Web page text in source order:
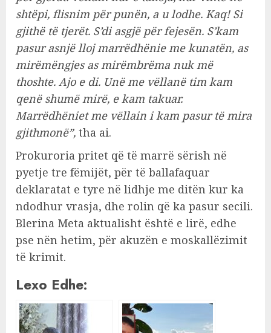
shtëpi, flisnim për punën, a u lodhe. Kaq! Si
gjithë të tjerët. S’di asgjë për fejesën. S’kam
pasur asnjë lloj marrëdhënie me kunatën, as
mirëmëngjes as mirëmbrëma nuk më
thoshte. Ajo e di. Unë me vëllanë tim kam
qenë shumë mirë, e kam takuar.
Marrëdhëniet me vëllain i kam pasur të mira
gjithmonë”, tha ai.
Prokuroria pritet që të marrë sërish në
pyetje tre fëmijët, për të ballafaquar
deklaratat e tyre në lidhje me ditën kur ka
ndodhur vrasja, dhe rolin që ka pasur secili.
Blerina Meta aktualisht është e lirë, edhe
pse nën hetim, për akuzën e moskallëzimit
të krimit.
Lexo Edhe: